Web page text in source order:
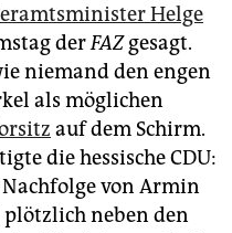
Helge
derFAZgesagt.
niemand den engen
als möglichen
auf dem Schirm.
die hessische CDU:
von Armin
neben den